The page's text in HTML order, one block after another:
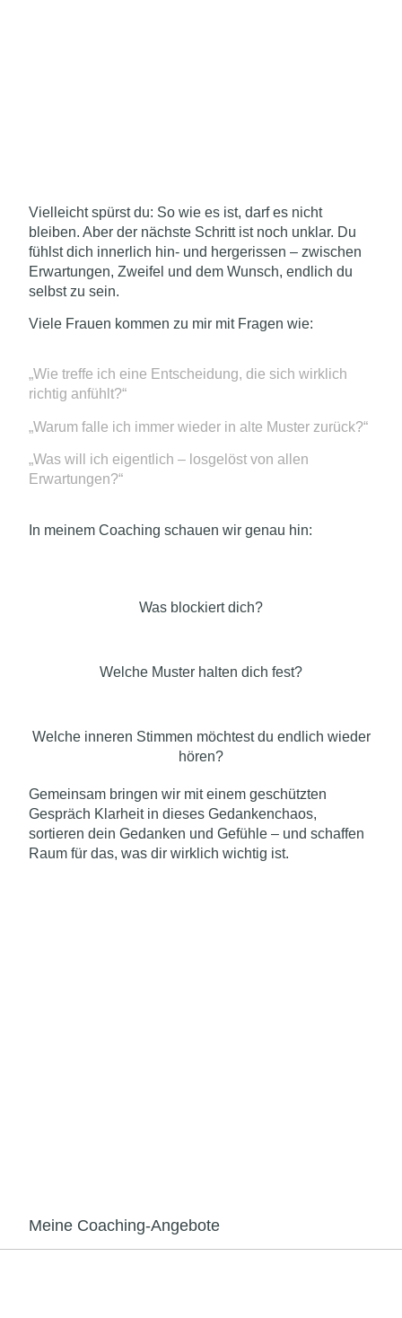
Vielleicht spürst du: So wie es ist, darf es nicht
bleiben. Aber der nächste Schritt ist noch unklar. Du
fühlst dich innerlich hin- und hergerissen – zwischen
Erwartungen, Zweifel und dem Wunsch, endlich du
selbst zu sein.
Viele Frauen kommen zu mir mit Fragen wie:
„Wie treffe ich eine Entscheidung, die sich wirklich
richtig anfühlt?“
„Warum falle ich immer wieder in alte Muster zurück?“
„Was will ich eigentlich – losgelöst von allen
Erwartungen?“
In meinem Coaching schauen wir genau hin:
Was blockiert dich?
Welche Muster halten dich fest?
Welche inneren Stimmen möchtest du endlich wieder
hören?
Gemeinsam bringen wir mit einem geschützten
Gespräch Klarheit in dieses Gedankenchaos,
sortieren dein Gedanken und Gefühle – und schaffen
Raum für das, was dir wirklich wichtig ist.
Meine Coaching-Angebote